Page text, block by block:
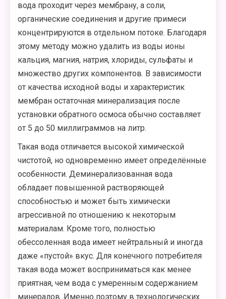
вода проходит через мембрану, а соли,
органические соединения и другие примеси
концентрируются в отдельном потоке. Благодаря
этому методу можно удалить из воды ионы
кальция, магния, натрия, хлориды, сульфаты и
множество других компонентов. В зависимости
от качества исходной воды и характеристик
мембран остаточная минерализация после
установки обратного осмоса обычно составляет
от 5 до 50 миллиграммов на литр.
Такая вода отличается высокой химической
чистотой, но одновременно имеет определённые
особенности. Деминерализованная вода
обладает повышенной растворяющей
способностью и может быть химически
агрессивной по отношению к некоторым
материалам. Кроме того, полностью
обессоленная вода имеет нейтральный и иногда
даже «пустой» вкус. Для конечного потребителя
такая вода может восприниматься как менее
приятная, чем вода с умеренным содержанием
минералов. Именно поэтому в технологических